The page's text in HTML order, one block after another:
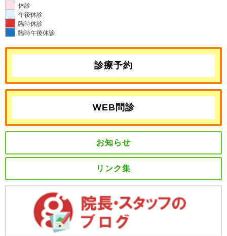
休診
午後休診
臨時休診
臨時午後休診
診療予約
WEB問診
お知らせ
リンク集